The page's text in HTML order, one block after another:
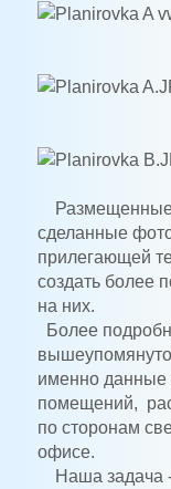
Размещенные
сделанные
прилегающей
создать более
на них.
Более
именно данные
помещений,
по сторонам
офисе.
Наша задача